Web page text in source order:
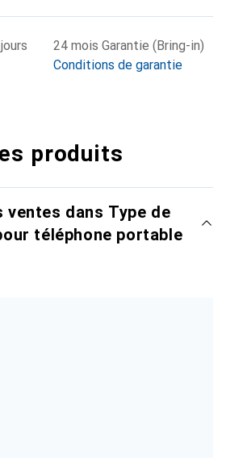
24 mois Garantie (Bring-in)
Conditions de garantie
produits
ventes dans Type de
téléphone portable